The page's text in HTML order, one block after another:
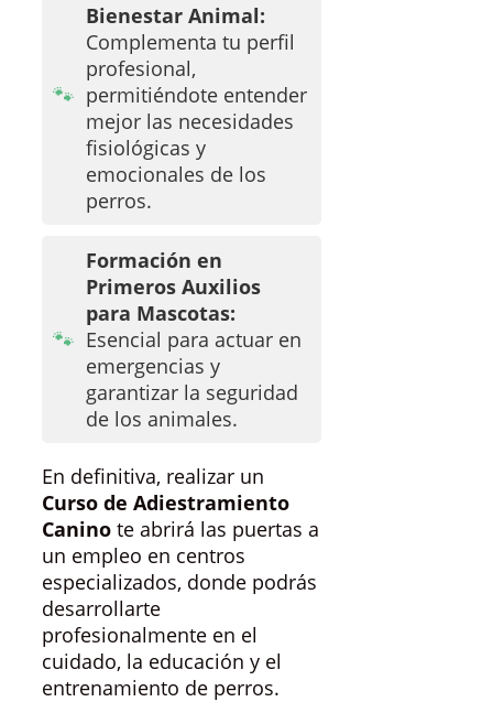
Bienestar Animal:
Complementa tu perfil
profesional,
permitiéndote entender
mejor las necesidades
fisiológicas y
emocionales de los
perros.
Formación en
Primeros Auxilios
para Mascotas:
Esencial para actuar en
emergencias y
garantizar la seguridad
de los animales.
En definitiva, realizar un
Curso de Adiestramiento
Canino te abrirá las puertas a
un empleo en centros
especializados, donde podrás
desarrollarte
profesionalmente en el
cuidado, la educación y el
entrenamiento de perros.